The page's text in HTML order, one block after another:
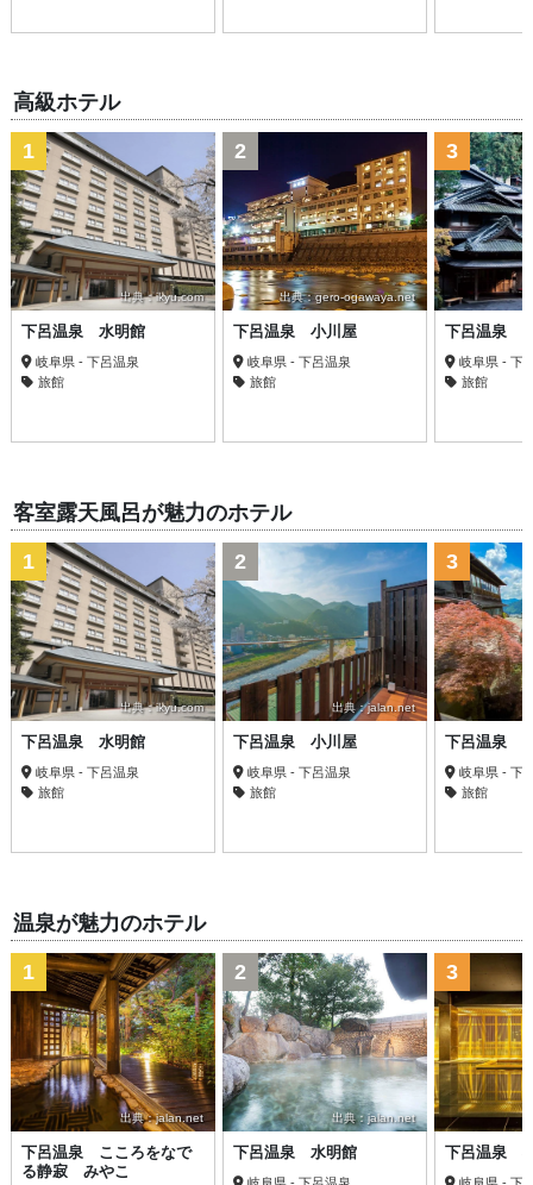
高級ホテル
出典：ikyu.com
1
下呂温泉 水明館
岐阜県 - 下呂温泉
旅館
出典：gero-ogawaya.net
2
下呂温泉 小川屋
岐阜県 - 下呂温泉
旅館
3
下呂温泉
岐阜県 - 下
旅館
客室露天風呂が魅力のホテル
出典：ikyu.com
1
下呂温泉 水明館
岐阜県 - 下呂温泉
旅館
出典：jalan.net
2
下呂温泉 小川屋
岐阜県 - 下呂温泉
旅館
3
下呂温泉
岐阜県 - 下
旅館
温泉が魅力のホテル
出典：jalan.net
1
下呂温泉 こころをなで
る静寂 みやこ
出典：jalan.net
2
下呂温泉 水明館
3
下呂温泉